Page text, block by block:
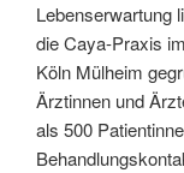
Lebenserwartung
die Caya-Praxis
Köln Mülheim
Ärztinnen und
als 500